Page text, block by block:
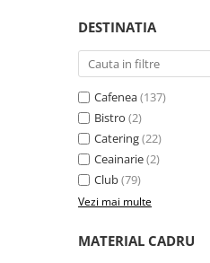
Vitrina bar / retrobar
Blaturi de masa
Blaturi din PAL
Blaturi din MDF
Blaturi din metal
Blaturi din Topalit
Blaturi din lemn masiv
Blaturi din piatra naturala si
DESTINATIA
Cafenea(137)
Bistro (2)
Catering(22)
Ceainarie(2)
Club(79)
Vezi mai multe
MATERIAL CADRU